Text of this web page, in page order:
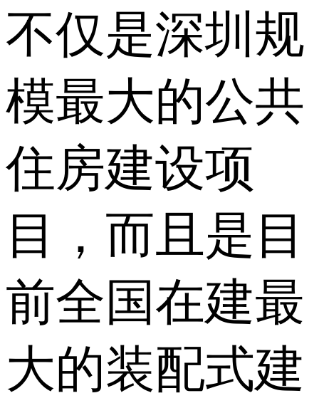
不仅是深圳规
模最大的公共
住房建设项
目，而且是目
前全国在建最
大的装配式建